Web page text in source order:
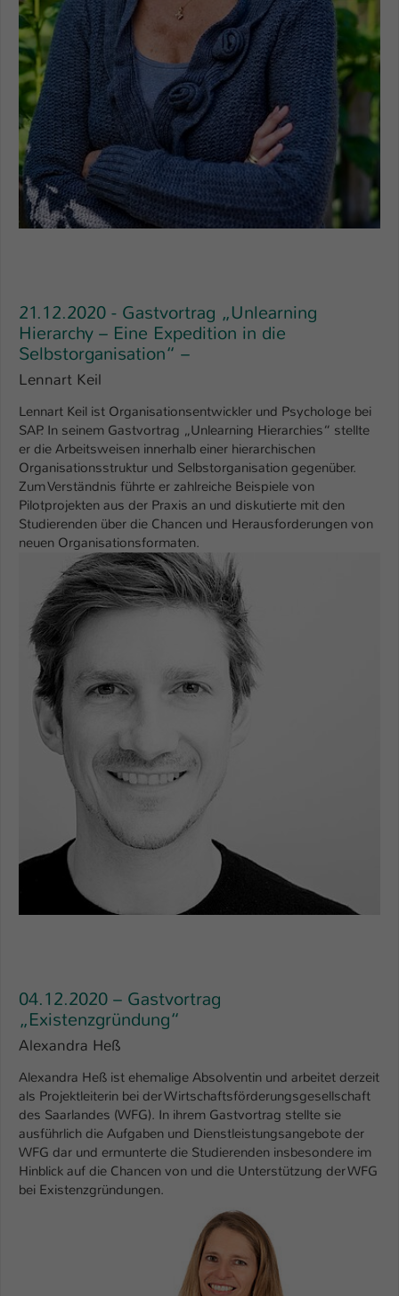
21.12.2020 - Gastvortrag „Unlearning
Hierarchy – Eine Expedition in die
Selbstorganisation“ –
Lennart Keil
Lennart Keil ist Organisationsentwickler und Psychologe bei
SAP. In seinem Gastvortrag „Unlearning Hierarchies“ stellte
er die Arbeitsweisen innerhalb einer hierarchischen
Organisationsstruktur und Selbstorganisation gegenüber.
Zum Verständnis führte er zahlreiche Beispiele von
Pilotprojekten aus der Praxis an und diskutierte mit den
Studierenden über die Chancen und Herausforderungen von
neuen Organisationsformaten.
04.12.2020 – Gastvortrag
„Existenzgründung“
Alexandra Heß
Alexandra Heß ist ehemalige Absolventin und arbeitet derzeit
als Projektleiterin bei der Wirtschaftsförderungsgesellschaft
des Saarlandes (WFG). In ihrem Gastvortrag stellte sie
ausführlich die Aufgaben und Dienstleistungsangebote der
WFG dar und ermunterte die Studierenden insbesondere im
Hinblick auf die Chancen von und die Unterstützung der WFG
bei Existenzgründungen.